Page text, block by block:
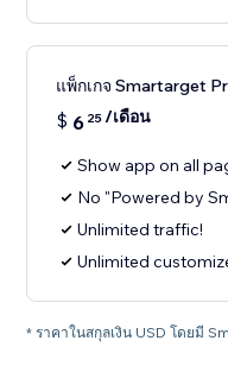
แพ็กเกจ Smartarget
$ 6 25/เดือน
Show app on all
No "Powered by
Unlimited traffic!
Unlimited
* ราคาในสกุลเงิน USD โดยมี